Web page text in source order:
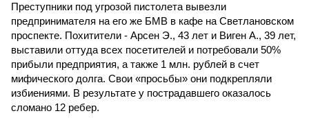
Преступники под угрозой пистолета вывезли
предпринимателя на его же БМВ в кафе на Светлановском
проспекте. Похитители - Арсен Э., 43 лет и Виген А., 39 лет,
выставили оттуда всех посетителей и потребовали 50%
прибыли предприятия, а также 1 млн. рублей в счет
мифического долга. Свои «просьбы» они подкрепляли
избиениями. В результате у пострадавшего оказалось
сломано 12 ребер.